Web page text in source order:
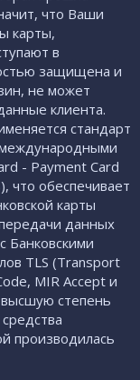
что Ваши
карты,
в
защищена и
не может
клиента.
стандарт
- Payment Card
что обеспечивает
карты
данных
Банковскими
TLS (Transport
MIR Accept и
степень
производилась